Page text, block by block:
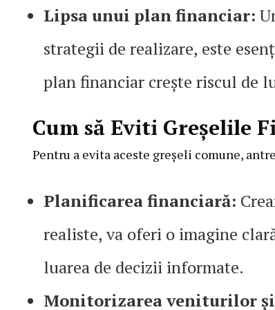
Lipsa unui plan financiar:
strategii de realizare, este
plan financiar crește riscul de
Cum să Eviti Greșelile
Pentru a evita aceste greșeli comune,
Planificarea financiară:
realiste, va oferi o imagine
luarea de decizii informate.
Monitorizarea veniturilor